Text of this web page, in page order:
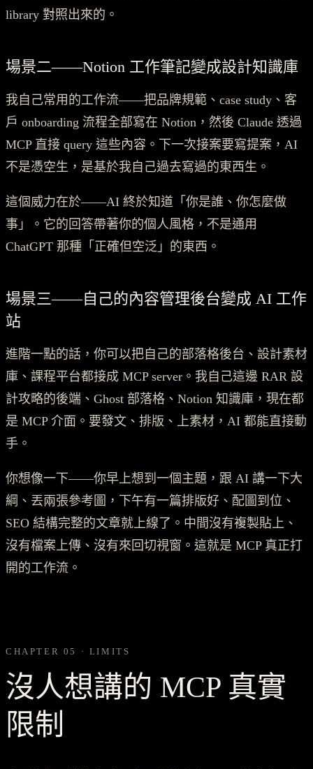
library 對照出來的。
場景二——Notion 工作筆記變成設計知識庫
我自己常用的工作流——把品牌規範、case study、客
戶 onboarding 流程全部寫在 Notion，然後 Claude 透過
MCP 直接 query 這些內容。下一次接案要寫提案，AI
不是憑空生，是基於我自己過去寫過的東西生。
這個威力在於——AI 終於知道「你是誰、你怎麼做
事」。它的回答帶著你的個人風格，不是通用
ChatGPT 那種「正確但空泛」的東西。
場景三——自己的內容管理後台變成 AI 工作
站
進階一點的話，你可以把自己的部落格後台、設計素材
庫、課程平台都接成 MCP server。我自己這邊 RAR 設
計攻略的後端、Ghost 部落格、Notion 知識庫，現在都
是 MCP 介面。要發文、排版、上素材，AI 都能直接動
手。
你想像一下——你早上想到一個主題，跟 AI 講一下大
綱、丟兩張參考圖，下午有一篇排版好、配圖到位、
SEO 結構完整的文章就上線了。中間沒有複製貼上、
沒有檔案上傳、沒有來回切視窗。這就是 MCP 真正打
開的工作流。
CHAPTER 05 · LIMITS
沒人想講的 MCP 真實
限制